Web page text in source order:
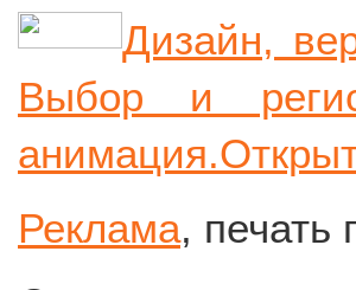
Дизайн,
Выбор и
Реклама, печать